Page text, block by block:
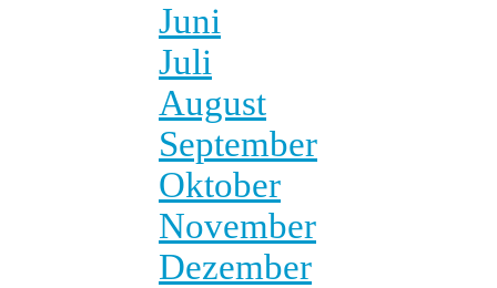
Juni
Juli
August
September
Oktober
November
Dezember